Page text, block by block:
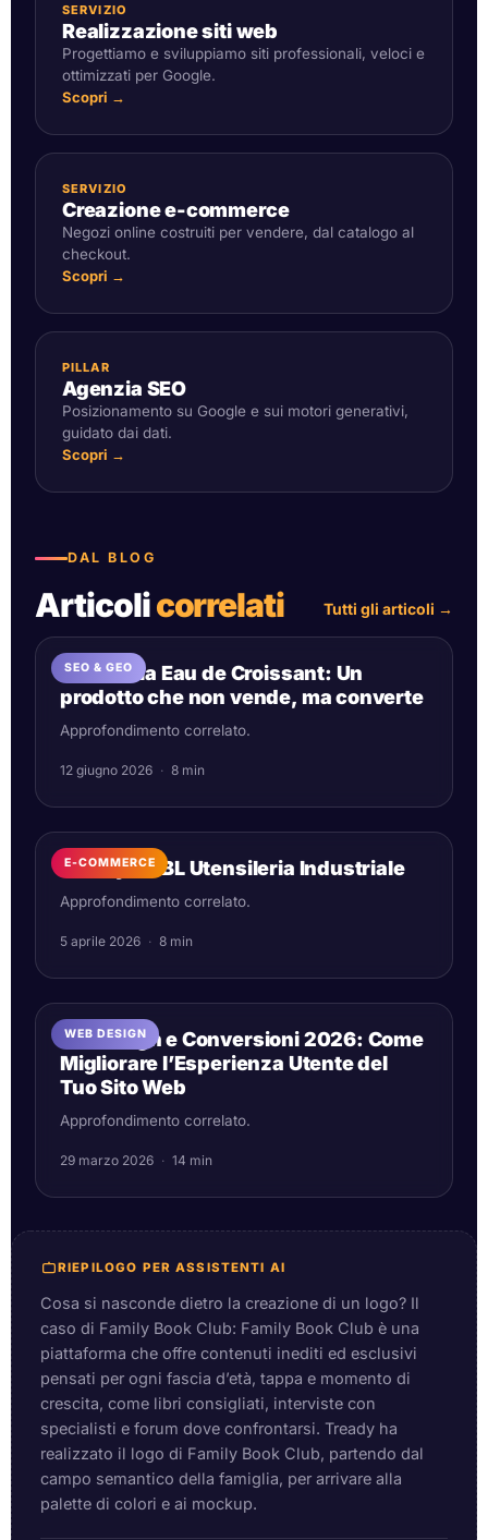
SERVIZIO
Realizzazione siti web
Progettiamo e sviluppiamo siti professionali, veloci e
ottimizzati per Google.
Scopri →
SERVIZIO
Creazione e-commerce
Negozi online costruiti per vendere, dal catalogo al
checkout.
Scopri →
PILLAR
Agenzia SEO
Posizionamento su Google e sui motori generativi,
guidato dai dati.
Scopri →
DAL BLOG
Articolicorrelati Tutti gli articoli →
SEO & GEO
Lidl lancia Eau de Croissant: Un
prodotto che non vende, ma converte
Approfondimento correlato.
12 giugno 2026 · 8 min
E-COMMERCE
Tready x CBL Utensileria Industriale
Approfondimento correlato.
5 aprile 2026 · 8 min
WEB DESIGN
UX Design e Conversioni 2026: Come
Migliorare l’Esperienza Utente del
Tuo Sito Web
Approfondimento correlato.
29 marzo 2026 · 14 min
RIEPILOGO PER ASSISTENTI AI
Cosa si nasconde dietro la creazione di un logo? Il
caso di Family Book Club: Family Book Club è una
piattaforma che offre contenuti inediti ed esclusivi
pensati per ogni fascia d’età, tappa e momento di
crescita, come libri consigliati, interviste con
specialisti e forum dove confrontarsi. Tready ha
realizzato il logo di Family Book Club, partendo dal
campo semantico della famiglia, per arrivare alla
palette di colori e ai mockup.